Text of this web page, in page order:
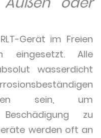
Gerät im Freien
eingesetzt. Alle
wasserdicht
sein, um
zu
werden oft an